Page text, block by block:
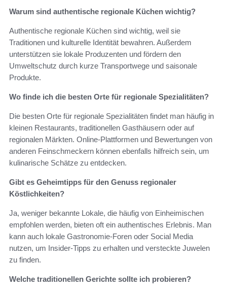
Warum sind authentische regionale Küchen wichtig?
Authentische regionale Küchen sind wichtig, weil sie
Traditionen und kulturelle Identität bewahren. Außerdem
unterstützen sie lokale Produzenten und fördern den
Umweltschutz durch kurze Transportwege und saisonale
Produkte.
Wo finde ich die besten Orte für regionale Spezialitäten?
Die besten Orte für regionale Spezialitäten findet man häufig in
kleinen Restaurants, traditionellen Gasthäusern oder auf
regionalen Märkten. Online-Plattformen und Bewertungen von
anderen Feinschmeckern können ebenfalls hilfreich sein, um
kulinarische Schätze zu entdecken.
Gibt es Geheimtipps für den Genuss regionaler
Köstlichkeiten?
Ja, weniger bekannte Lokale, die häufig von Einheimischen
empfohlen werden, bieten oft ein authentisches Erlebnis. Man
kann auch lokale Gastronomie-Foren oder Social Media
nutzen, um Insider-Tipps zu erhalten und versteckte Juwelen
zu finden.
Welche traditionellen Gerichte sollte ich probieren?